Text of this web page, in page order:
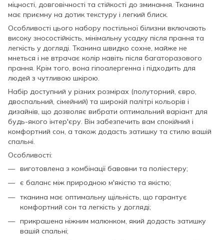
міцності, довговічності та стійкості до зминання. Тканина
має приємну на дотик текстуру і легкий блиск.
Особливості цього набору постільної білизни включають
високу зносостійкість, мінімальну усадку після прання та
легкість у догляді. Тканина швидко сохне, майже не
мнеться і не втрачає колір навіть після багаторазового
прання. Крім того, вона гіпоалергенна і підходить для
людей з чутливою шкірою.
Набір доступний у різних розмірах (полуторний, євро,
двоспальний, сімейний) та широкій палітрі кольорів і
дизайнів, що дозволяє вибрати оптимальний варіант для
будь-якого інтер'єру. Він забезпечить вам спокійний і
комфортний сон, а також додасть затишку та стилю вашій
спальні.
Особливості:
виготовлена з комбінації бавовни та поліестеру;
є баланс між природною м'якістю та якістю;
тканина має оптимальну щільність, що гарантує
комфортний сон та легкість у догляді;
прикрашена ніжним малюнком, який додасть затишку
вашій спальні;